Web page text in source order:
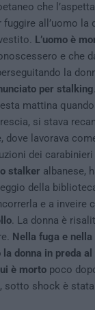
che
fuggire all’uomo
L’uomo è
e che
la
per stalking
mattina
si stava
dove lavorava
dei carabinieri
stalker albanese,
della
e a inveire
. La donna è
Nella fuga e nella
donna in preda
è morto poco
sotto shock è